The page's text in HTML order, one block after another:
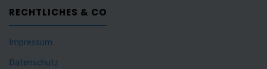
RECHTLICHES & CO
Impressum
Datenschutz